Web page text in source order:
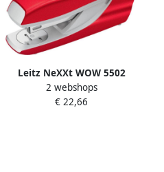
Leitz NeXXt WOW 5502
nietmachine rood
2 webshops
€ 22,66